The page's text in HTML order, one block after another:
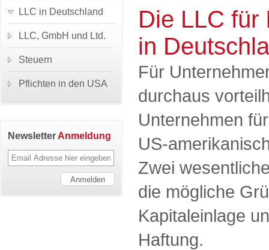
Die LLC für
in
Für
durchaus
Unternehmen
US-
Zwei
die mögliche
Kapitaleinlage
Haftung.
LLC in Deutschland
LLC, GmbH und Ltd.
Steuern
Pflichten in den USA
NewsletterAnmeldung